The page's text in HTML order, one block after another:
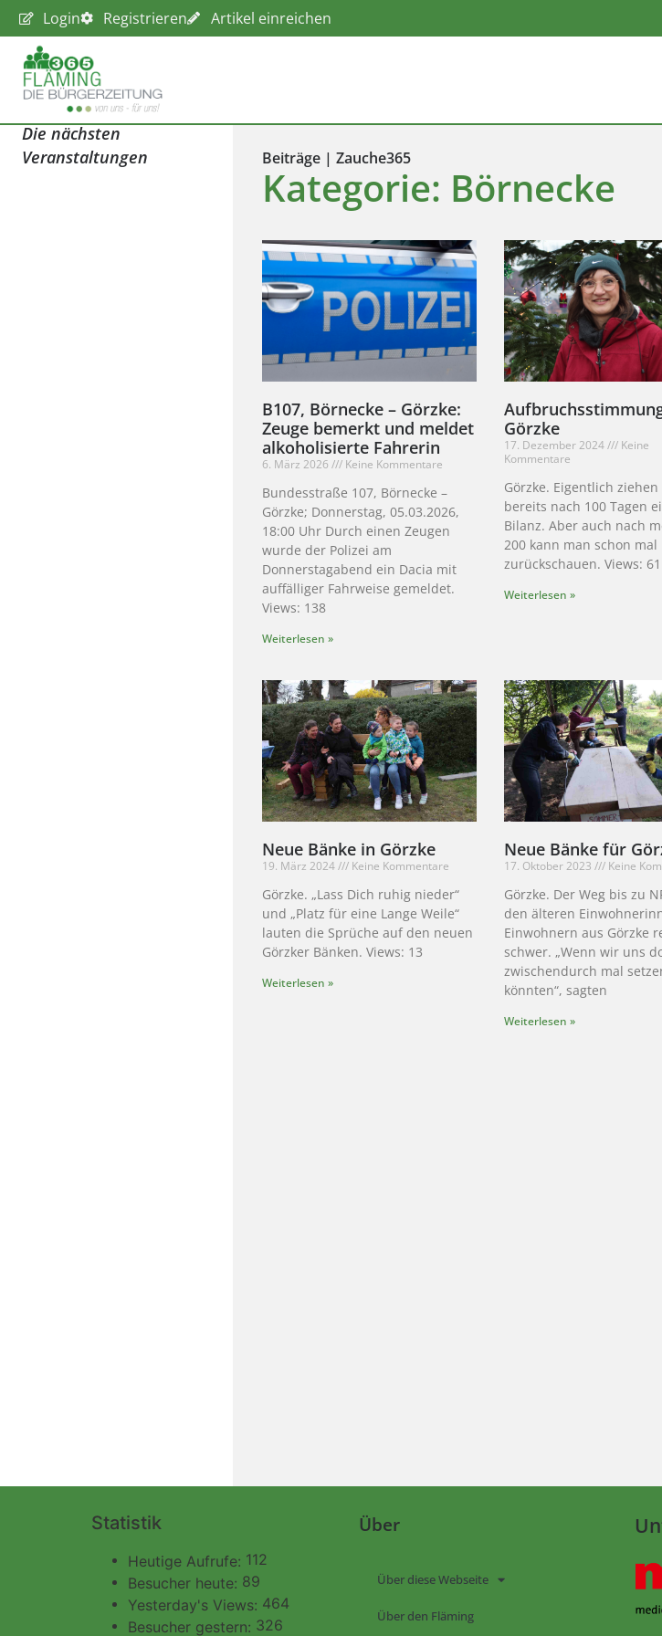
Login Registrieren Artikel einreichen
Die nächsten
Veranstaltungen
Beiträge | Zauche365
Kategorie: Börnecke
B107, Börnecke – Görzke:
Zeuge bemerkt und meldet
alkoholisierte Fahrerin
6. März 2026 Keine Kommentare
Bundesstraße 107, Börnecke –
Görzke; Donnerstag, 05.03.2026,
18:00 Uhr Durch einen Zeugen
wurde der Polizei am
Donnerstagabend ein Dacia mit
auffälliger Fahrweise gemeldet.
Views: 138
Weiterlesen »
Görzke
17. Dezember 2024
Keine
Kommentare
Görzke. Eigentlich
bereits nach 100 Tagen
Bilanz. Aber auch nach
200 kann man schon mal
zurückschauen. Views: 61
Weiterlesen »
Neue Bänke in Görzke
19. März 2024 Keine Kommentare
Görzke. „Lass Dich ruhig nieder“
und „Platz für eine Lange Weile“
lauten die Sprüche auf den neuen
Görzker Bänken. Views: 13
Weiterlesen »
Neue Bänke für
17. Oktober 2023 Keine
Görzke. Der Weg bis zu
den älteren
Einwohnern aus Görzke
schwer. „Wenn wir uns
zwischendurch mal
könnten“, sagten
Weiterlesen »
Statistik
Heutige Aufrufe: 112
Besucher heute: 89
Yesterday's Views: 464
Besucher gestern: 326
Über
Über diese Webseite
Über den Fläming